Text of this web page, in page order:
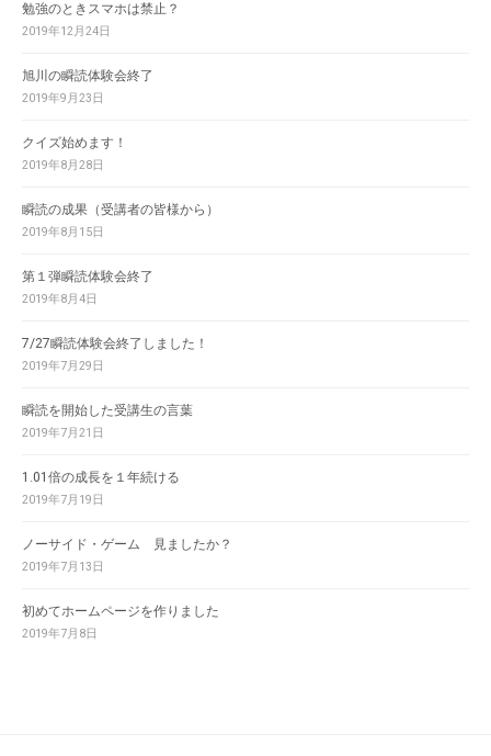
勉強のときスマホは禁止？
2019年12月24日
旭川の瞬読体験会終了
2019年9月23日
クイズ始めます！
2019年8月28日
瞬読の成果（受講者の皆様から）
2019年8月15日
第１弾瞬読体験会終了
2019年8月4日
7/27瞬読体験会終了しました！
2019年7月29日
瞬読を開始した受講生の言葉
2019年7月21日
1.01倍の成長を１年続ける
2019年7月19日
ノーサイド・ゲーム 見ましたか？
2019年7月13日
初めてホームページを作りました
2019年7月8日